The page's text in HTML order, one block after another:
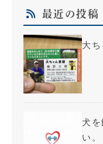
最近の投稿
大
犬
い。